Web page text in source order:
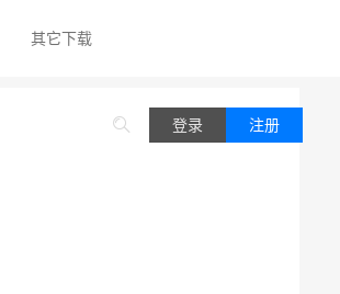
其它下载
登录 注册